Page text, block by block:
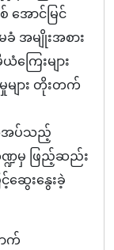
ောင်မြင်
အမျိုးအစား
ြေးများ
များ တိုးတက်
လိုအပ်သည့်
မှ ဖြည့်ဆည်း
ဆွေးနွေးခဲ့
က်